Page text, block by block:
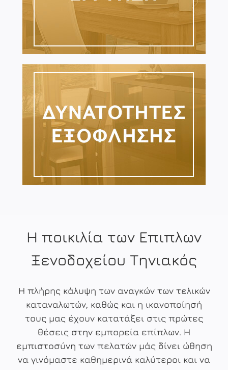
Η ποικιλία των Επιπλων
Ξενοδοχείου Τηνιακός
Η πλήρης κάλυψη των αναγκών των τελικών
καταναλωτών, καθώς και η ικανοποίησή
τους μας έχουν κατατάξει στις πρώτες
θέσεις στην εμπορεία επίπλων. Η
εμπιστοσύνη των πελατών μάς δίνει ώθηση
να γινόμαστε καθημερινά καλύτεροι και να